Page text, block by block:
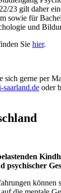
23 gilt daher
sowie für
und
Sie hier.
sich gerne per
saarland.de oder
psychischer
können